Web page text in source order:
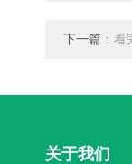
下一篇： 看
关于我们